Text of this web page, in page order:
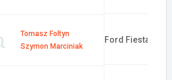
Tomasz Foltyn
Szymon Marciniak
Ford Fiesta R2